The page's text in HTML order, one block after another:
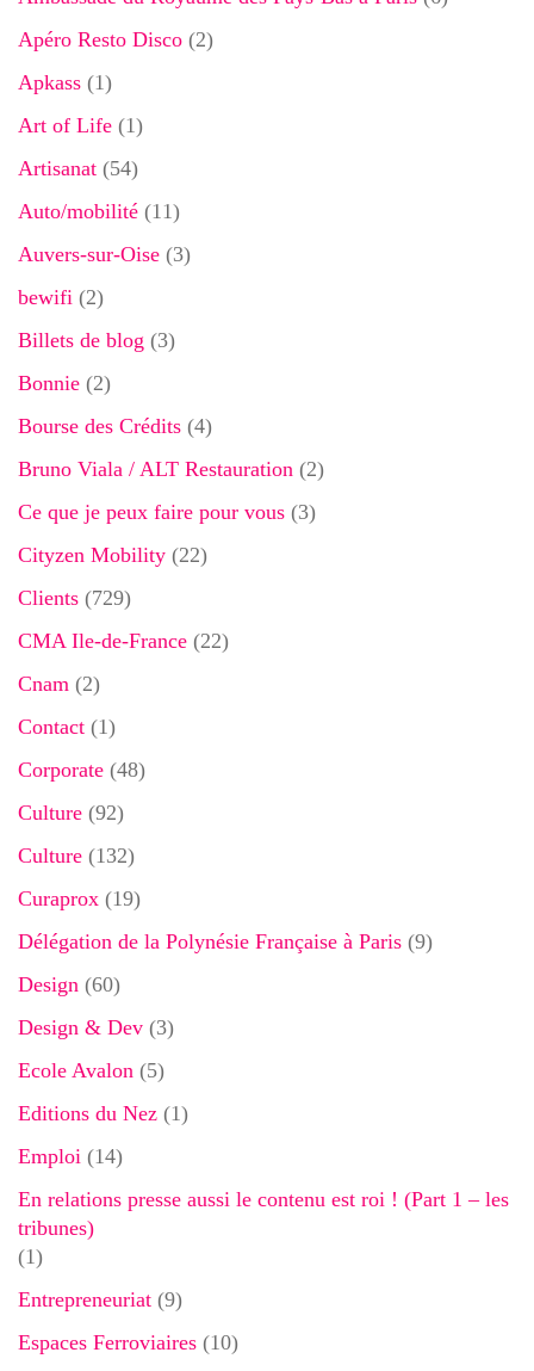
Apéro Resto Disco (2)
Apkass (1)
Art of Life (1)
Artisanat (54)
Auto/mobilité (11)
Auvers-sur-Oise (3)
bewifi (2)
Billets de blog (3)
Bonnie (2)
Bourse des Crédits (4)
Bruno Viala / ALT Restauration (2)
Ce que je peux faire pour vous (3)
Cityzen Mobility (22)
Clients (729)
CMA Ile-de-France (22)
Cnam (2)
Contact (1)
Corporate (48)
Culture (92)
Culture (132)
Curaprox (19)
Délégation de la Polynésie Française à Paris (9)
Design (60)
Design & Dev (3)
Ecole Avalon (5)
Editions du Nez (1)
Emploi (14)
En relations presse aussi le contenu est roi ! (Part 1 – les
tribunes)
(1)
Entrepreneuriat (9)
Espaces Ferroviaires (10)